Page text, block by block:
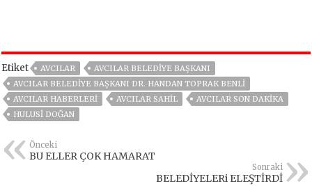
Etiket AVCILAR
AVCILAR BELEDIYE BAŞKANI
AVCILAR BELEDIYE BAŞKANI DR. HANDAN TOPRAK BENLI
AVCILAR HABERLERI
AVCILAR SAHIL
AVCILAR SON DAKIKA
HULUSI DOĞAN
Önceki
BU ELLER ÇOK HAMARAT
Sonraki
BELEDİYELERi ELEŞTİRDİ